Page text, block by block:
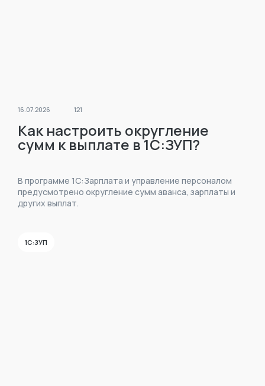
16.07.2026 121
Как настроить округление
сумм к выплате в 1С:ЗУП?
В программе 1С:Зарплата и управление персоналом
предусмотрено округление сумм аванса, зарплаты и
других выплат.
1С:ЗУП